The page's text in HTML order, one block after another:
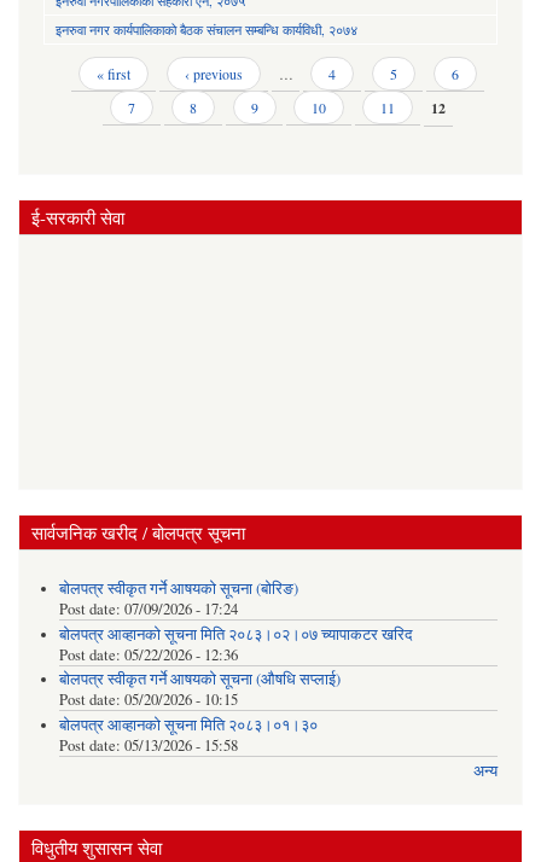
इनरुवा नगर कार्यपालिकाको बैठक संचालन सम्बन्धि कार्यविधी, २०७४
Pages « first ‹ previous … 4 5
6
7
8 9 10 11 12
ई-सरकारी सेवा
सार्वजनिक खरीद / बोलपत्र सूचना
बोलपत्र स्वीकृत गर्ने आषयको सूचना (बोरिङ)
Post date: 07/09/2026 - 17:24
बोलपत्र आव्हानको सूचना मिति २०८३।०२।०७ च्यापाकटर खरिद
Post date: 05/22/2026 - 12:36
बोलपत्र स्वीकृत गर्ने आषयको सूचना (औषधि सप्लाई)
Post date: 05/20/2026 - 10:15
बोलपत्र आव्हानको सूचना मिति २०८३।०१।३०
Post date: 05/13/2026 - 15:58
अन्य
विधुतीय शुसासन सेवा